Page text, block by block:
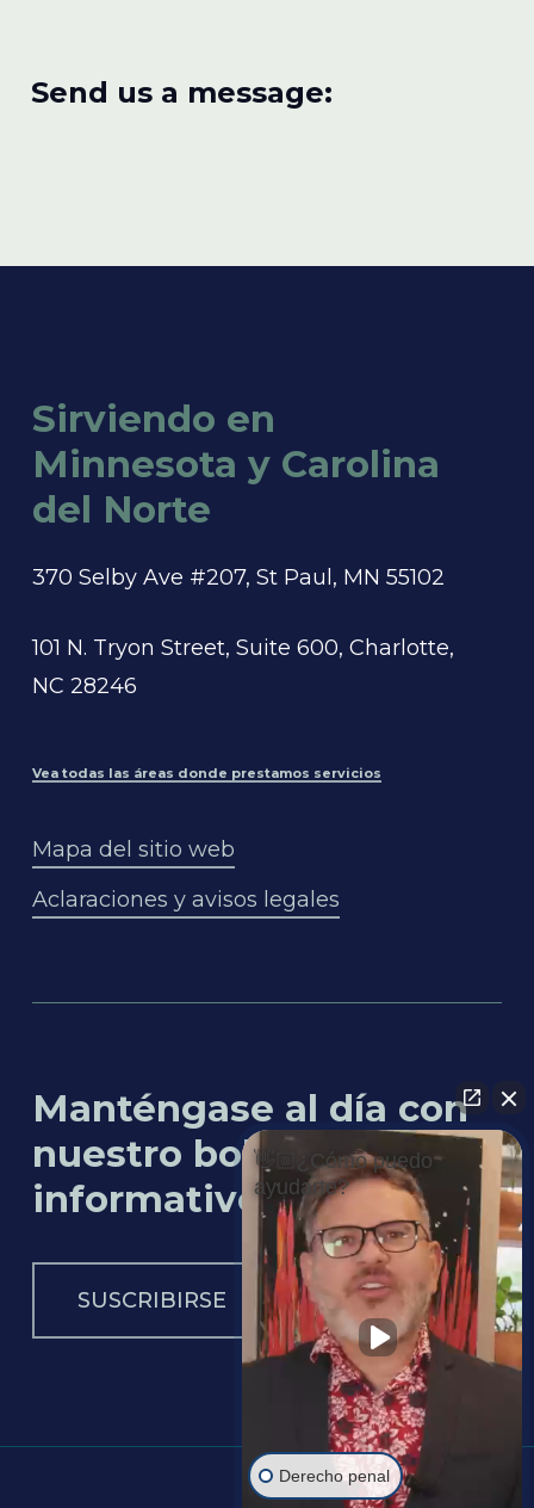
Send us a message:
Sirviendo en
Minnesota y Carolina
del Norte
370 Selby Ave #207, St Paul, MN 55102
101 N. Tryon Street, Suite 600, Charlotte,
NC 28246
Vea todas las áreas donde prestamos servicios
Mapa del sitio web
Aclaraciones y avisos legales
Manténgase al día con
nuestro boletín
informativo
SUSCRIBIRSE
👋🏼¿Cómo puedo
ayudarte?
Derecho penal